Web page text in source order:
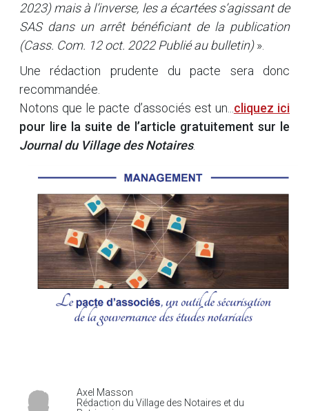
2023) mais à l’inverse, les a écartées s’agissant de
SAS dans un arrêt bénéficiant de la publication
(Cass. Com. 12 oct. 2022 Publié au bulletin)».
Une rédaction prudente du pacte sera donc
recommandée.
Notons que le pacte d’associés est un... cliquez ici
pour lire la suite de l’article gratuitement sur le
Journal du Village des Notaires.
Axel Masson
Rédaction du Village des Notaires et du